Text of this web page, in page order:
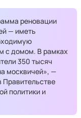
реновации
— иметь
с домом. В рамках
350 тысяч
москвичей», —
Правительстве
политики и